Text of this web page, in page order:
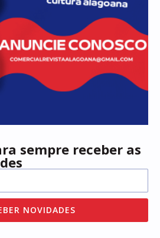
sempre receber as
NOVIDADES